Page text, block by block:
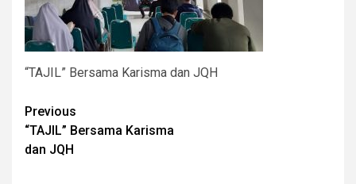
“TAJIL” Bersama Karisma dan JQH
Post
navigation
Previous
“TAJIL” Bersama Karisma
dan JQH